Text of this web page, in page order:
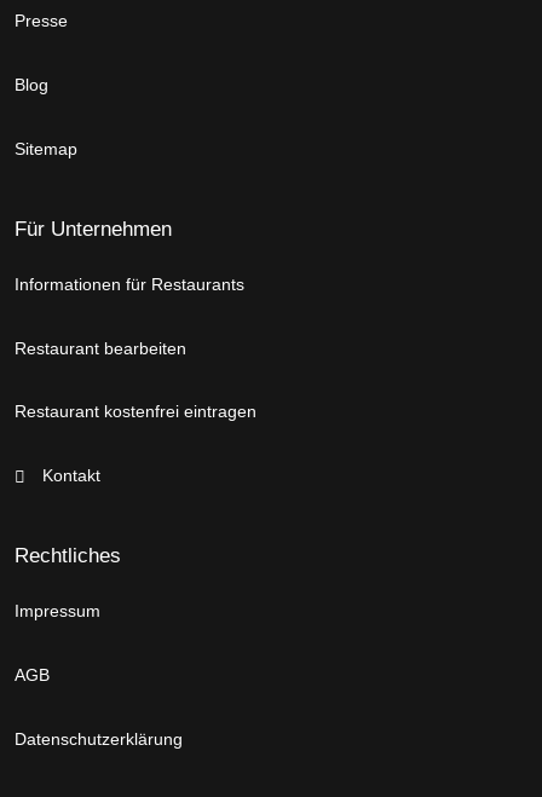
Presse
Blog
Sitemap
Für Unternehmen
Informationen für Restaurants
Restaurant bearbeiten
Restaurant kostenfrei eintragen
Kontakt
Rechtliches
Impressum
AGB
Datenschutzerklärung